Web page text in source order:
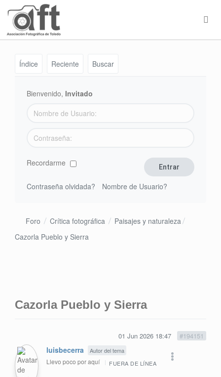
Índice Reciente Buscar
Bienvenido, Invitado
Recordarme
Contraseña olvidada? Nombre de Usuario?
Foro Crítica fotográfica
Paisajes y naturaleza
Cazorla Pueblo y Sierra
Cazorla Pueblo y Sierra
01 Jun 2026 18:47 #194151
luisbecerra Autor del tema
Llevo poco por aquí FUERA DE LÍNEA